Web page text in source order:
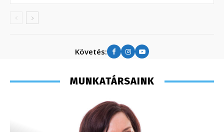
Követés:
MUNKATÁRSAINK